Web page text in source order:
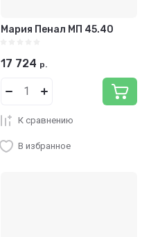
Мария Пенал МП 45.40
17 724 р.
К сравнению
В избранное